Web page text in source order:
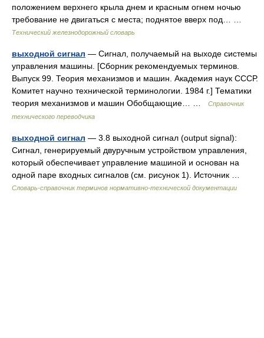
положением верхнего крыла днем и красным огнем ночью
требование не двигаться с места; поднятое вверх под… …
Технический железнодорожный словарь
выходной сигнал — Сигнал, получаемый на выходе системы
управления машины. [Сборник рекомендуемых терминов.
Выпуск 99. Теория механизмов и машин. Академия наук СССР.
Комитет научно технической терминологии. 1984 г.] Тематики
теория механизмов и машин Обобщающие… …
Справочник
технического переводчика
выходной сигнал — 3.8 выходной сигнал (output signal):
Сигнал, генерируемый двуручным устройством управления,
который обеспечивает управление машиной и основан на
одной паре входных сигналов (см. рисунок 1). Источник …
Словарь-справочник терминов нормативно-технической документации